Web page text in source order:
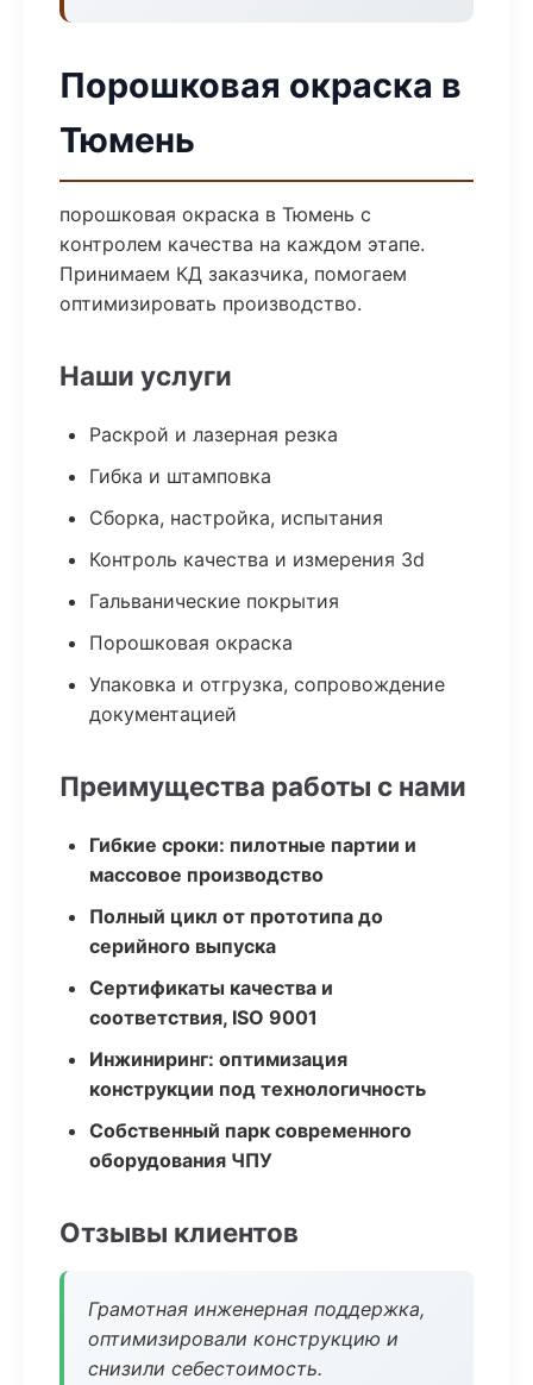
Порошковая окраска в
Тюмень
порошковая окраска в Тюмень с
контролем качества на каждом этапе.
Принимаем КД заказчика, помогаем
оптимизировать производство.
Наши услуги
Раскрой и лазерная резка
Гибка и штамповка
Сборка, настройка, испытания
Контроль качества и измерения 3d
Гальванические покрытия
Порошковая окраска
Упаковка и отгрузка, сопровождение
документацией
Преимущества работы с нами
Гибкие сроки: пилотные партии и
массовое производство
Полный цикл от прототипа до
серийного выпуска
Сертификаты качества и
соответствия, ISO 9001
Инжиниринг: оптимизация
конструкции под технологичность
Собственный парк современного
оборудования ЧПУ
Отзывы клиентов
Грамотная инженерная поддержка,
оптимизировали конструкцию и
снизили себестоимость.